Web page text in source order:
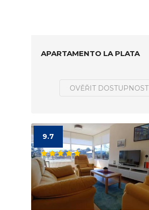
APARTAMENTO LA PLATA
OVĚŘIT DOSTUPNOST
9.7